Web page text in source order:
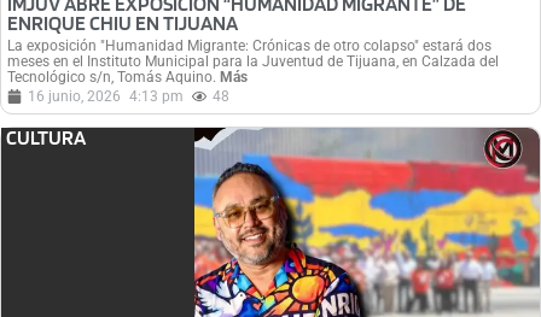
ENRIQUE CHIU EN TIJUANA
La exposición "Humanidad Migrante: Crónicas de otro colapso" estará dos
meses en el Instituto Municipal para la Juventud de Tijuana, en Calzada del
Tecnológico s/n, Tomás Aquino. Más
16 junio, 2026 4:13 pm 48
CULTURA